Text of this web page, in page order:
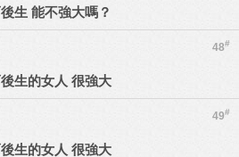
生 能不強大嗎？
48#
生的女人 很強大
49#
生的女人 很強大